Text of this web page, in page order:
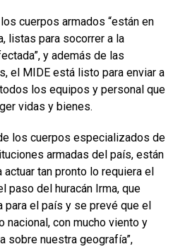
cuerpos armados “están en
listas para socorrer a la
y además de las
el MIDE está listo para enviar a
los equipos y personal que
vidas y bienes.
los cuerpos especializados de
armadas del país, están
tan pronto lo requiera el
paso del huracán Irma, que
para el país y se prevé que el
nacional, con mucho viento y
sobre nuestra geografía”,